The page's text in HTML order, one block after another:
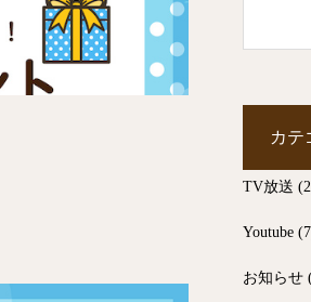
カテ
TV放送
Youtube
お知らせ